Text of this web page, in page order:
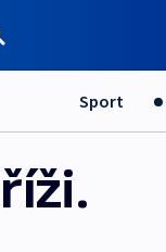
Sport